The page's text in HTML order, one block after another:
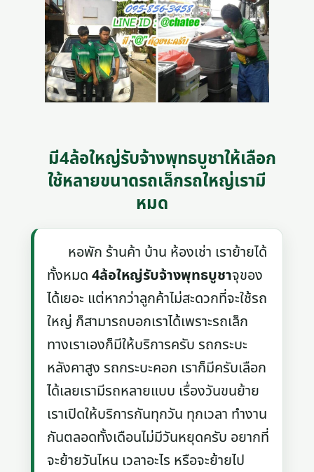
มี4ล้อใหญ่รับจ้างพุทธบูชาให้เลือก
ใช้หลายขนาดรถเล็กรถใหญ่เรามี
หมด
หอพัก ร้านค้า บ้าน ห้องเช่า เราย้ายได้
ทั้งหมด4ล้อใหญ่รับจ้างพุทธบูชาจุของ
ได้เยอะ แต่หากว่าลูกค้าไม่สะดวกที่จะใช้รถ
ใหญ่ ก็สามารถบอกเราได้เพราะรถเล็ก
ทางเราเองก็มีให้บริการครับ รถกระบะ
หลังคาสูง รถกระบะคอก เราก็มีครับเลือก
ได้เลยเรามีรถหลายแบบ เรื่องวันขนย้าย
เราเปิดให้บริการกันทุกวัน ทุกเวลา ทำงาน
กันตลอดทั้งเดือนไม่มีวันหยุดครับ อยากที่
จะย้ายวันไหน เวลาอะไร หรือจะย้ายไป